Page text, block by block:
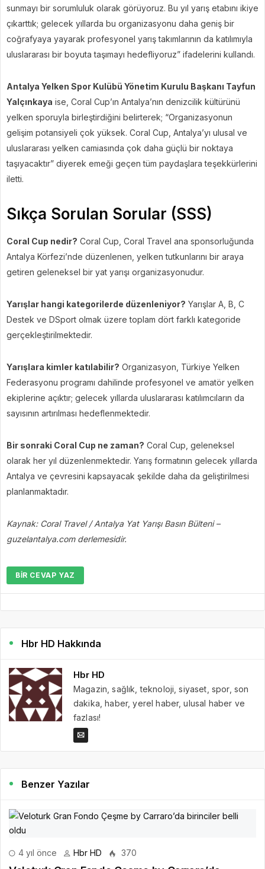
sunmayı bir sorumluluk olarak görüyoruz. Bu yıl yarış etabını ikiye
çıkarttık; gelecek yıllarda bu organizasyonu daha geniş bir
coğrafyaya yayarak profesyonel yarış takımlarının da katılımıyla
uluslararası bir boyuta taşımayı hedefliyoruz” ifadelerini kullandı.
Antalya Yelken Spor Kulübü Yönetim Kurulu Başkanı Tayfun
Yalçınkaya ise, Coral Cup’ın Antalya’nın denizcilik kültürünü
yelken sporuyla birleştirdiğini belirterek; “Organizasyonun
gelişim potansiyeli çok yüksek. Coral Cup, Antalya’yı ulusal ve
uluslararası yelken camiasında çok daha güçlü bir noktaya
taşıyacaktır” diyerek emeği geçen tüm paydaşlara teşekkürlerini
iletti.
Sıkça Sorulan Sorular (SSS)
Coral Cup nedir? Coral Cup, Coral Travel ana sponsorluğunda
Antalya Körfezi’nde düzenlenen, yelken tutkunlarını bir araya
getiren geleneksel bir yat yarışı organizasyonudur.
Yarışlar hangi kategorilerde düzenleniyor? Yarışlar A, B, C
Destek ve DSport olmak üzere toplam dört farklı kategoride
gerçekleştirilmektedir.
Yarışlara kimler katılabilir? Organizasyon, Türkiye Yelken
Federasyonu programı dahilinde profesyonel ve amatör yelken
ekiplerine açıktır; gelecek yıllarda uluslararası katılımcıların da
sayısının artırılması hedeflenmektedir.
Bir sonraki Coral Cup ne zaman? Coral Cup, geleneksel
olarak her yıl düzenlenmektedir. Yarış formatının gelecek yıllarda
Antalya ve çevresini kapsayacak şekilde daha da geliştirilmesi
planlanmaktadır.
Kaynak: Coral Travel / Antalya Yat Yarışı Basın Bülteni –
guzelantalya.com derlemesidir.
BIR CEVAP YAZ
Hbr HD Hakkında
Hbr HD
Magazin, sağlık, teknoloji, siyaset, spor, son
dakika, haber, yerel haber, ulusal haber ve
fazlası!
Benzer Yazılar
4 yıl önce Hbr HD 370